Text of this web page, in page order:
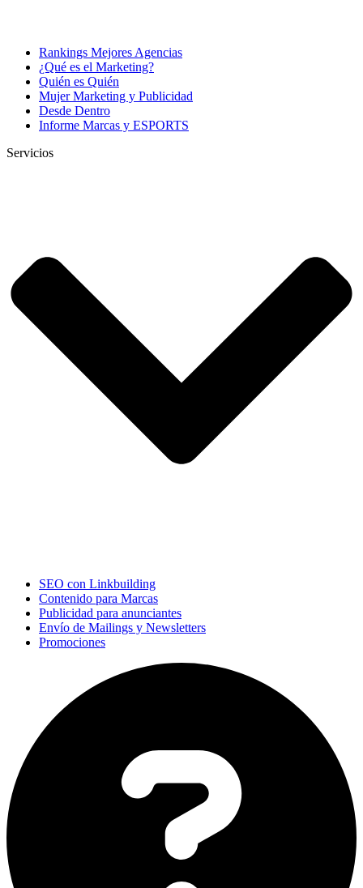
Rankings Mejores Agencias
¿Qué es el Marketing?
Quién es Quién
Mujer Marketing y Publicidad
Desde Dentro
Informe Marcas y ESPORTS
Servicios
SEO con Linkbuilding
Contenido para Marcas
Publicidad para anunciantes
Envío de Mailings y Newsletters
Promociones